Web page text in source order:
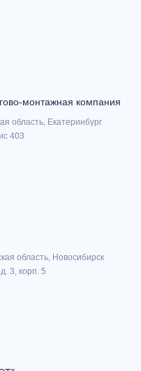
монтажная компания
область, Екатеринбург
403
область, Новосибирск
3, корп. 5